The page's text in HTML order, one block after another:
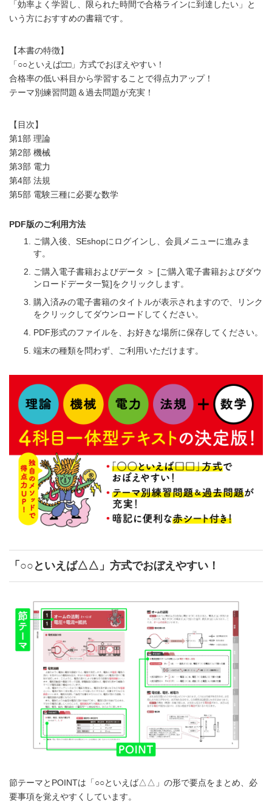
「効率よく学習し、限られた時間で合格ラインに到達したい」と
いう方におすすめの書籍です。
【本書の特徴】
「○○といえば□□」方式でおぼえやすい！
合格率の低い科目から学習することで得点力アップ！
テーマ別練習問題＆過去問題が充実！
【目次】
第1部 理論
第2部 機械
第3部 電力
第4部 法規
第5部 電験三種に必要な数学
PDF版のご利用方法
ご購入後、SEshopにログインし、会員メニューに進みま
す。
ご購入電子書籍およびデータ ＞ [ご購入電子書籍およびダウ
ンロードデータ一覧]をクリックします。
購入済みの電子書籍のタイトルが表示されますので、リンク
をクリックしてダウンロードしてください。
PDF形式のファイルを、お好きな場所に保存してください。
端末の種類を問わず、ご利用いただけます。
「○○といえば△△」方式でおぼえやすい！
節テーマとPOINTは「○○といえば△△」の形で要点をまとめ、必
要事項を覚えやすくしています。